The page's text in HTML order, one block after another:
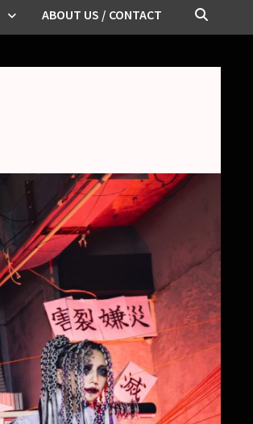
ABOUT US / CONTACT